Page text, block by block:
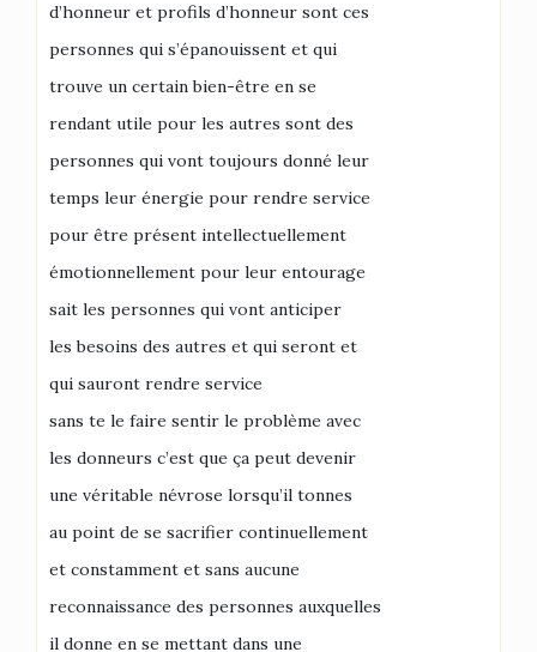
d’honneur et profils d’honneur sont ces
personnes qui s’épanouissent et qui
trouve un certain bien-être en se
rendant utile pour les autres sont des
personnes qui vont toujours donné leur
temps leur énergie pour rendre service
pour être présent intellectuellement
émotionnellement pour leur entourage
sait les personnes qui vont anticiper
les besoins des autres et qui seront et
qui sauront rendre service
sans te le faire sentir le problème avec
les donneurs c’est que ça peut devenir
une véritable névrose lorsqu’il tonnes
au point de se sacrifier continuellement
et constamment et sans aucune
reconnaissance des personnes auxquelles
il donne en se mettant dans une